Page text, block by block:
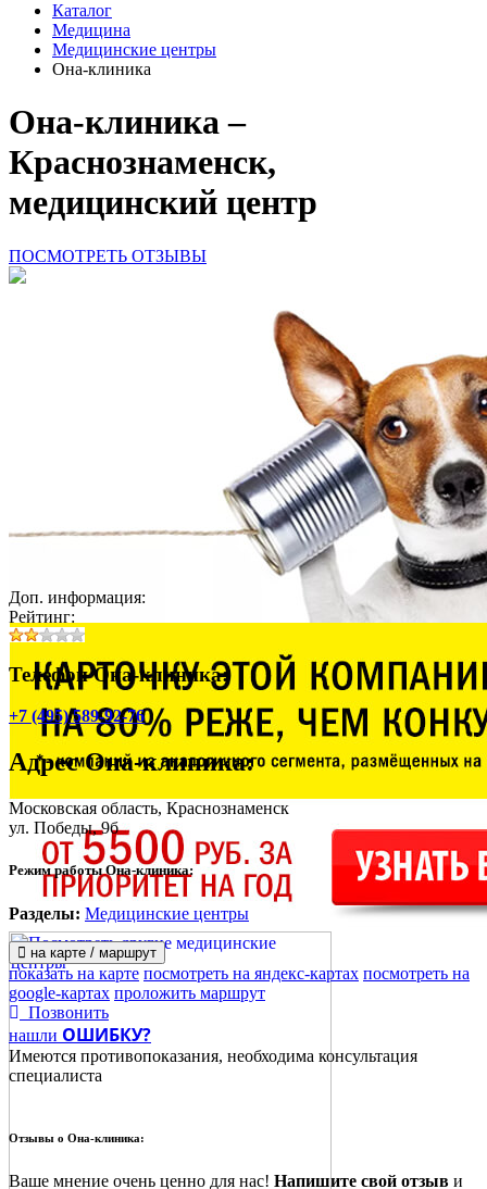
Каталог
Медицина
Медицинские центры
Она-клиника
Она-клиника –
Краснознаменск,
медицинский центр
ПОСМОТРЕТЬ ОТЗЫВЫ
Доп. информация:
Рейтинг:
Телефон Она-клиника:
+7 (495) 589-92-76
АдресОна-клиника:
Московская область, Краснознаменск
ул. Победы, 9б
Режим работы Она-клиника:
Разделы: Медицинские центры
на карте / маршрут
показать на карте посмотреть на яндекс-картах посмотреть на
google-картах проложить маршрут
Позвонить
нашли ОШИБКУ?
Имеются противопоказания, необходима консультация
специалиста
Отзывы о Она-клиника:
Ваше мнение очень ценно для нас! Напишите свой отзыв и